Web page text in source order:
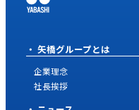
矢橋グループとは
企業理念
社長挨拶